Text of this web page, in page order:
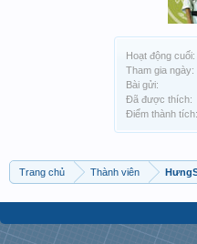
Hoạt động cuối:
Tham gia ngày:
Bài gửi:
Đã được thích:
Điểm thành tích:
Trang chủ Thành viên